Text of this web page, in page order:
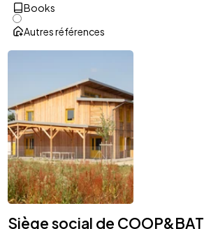
Books
Autres références
Siège social de COOP&BAT